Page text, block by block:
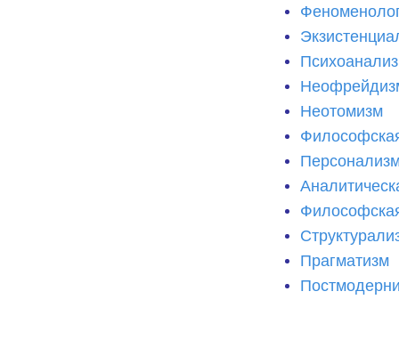
Психоанализ
Неотомизм
Прагматизм